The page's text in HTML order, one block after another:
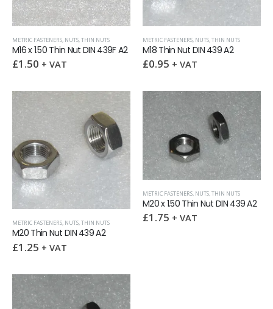
METRIC FASTENERS, NUTS,THIN NUTS
M16 x 1.50 Thin Nut DIN 439F A2
£1.50 + VAT
METRIC FASTENERS, NUTS,THIN NUTS
M18 Thin Nut DIN 439 A2
£0.95 + VAT
METRIC FASTENERS, NUTS,THIN NUTS
M20 Thin Nut DIN 439 A2
£1.25 + VAT
METRIC FASTENERS NUTS THIN NUTS
M20 x 1.50 Thin Nut DIN 439 A2
£1.75 + VAT